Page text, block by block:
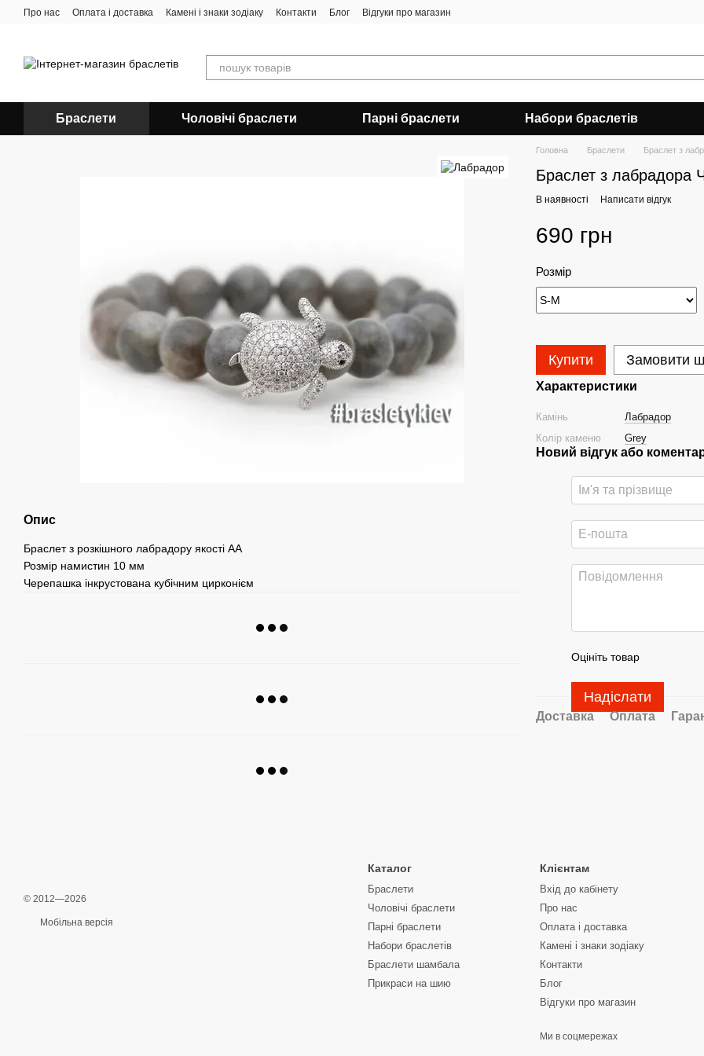
Перейти до основного контенту
Про нас Оплата і доставка Камені і знаки зодіаку Контакти Блог Відгуки про магазин
Браслети Чоловічі браслети Парні браслети Набори браслетів
Опис
Браслет з розкішного лабрадору якості АА
Розмір намистин 10 мм
Черепашка інкрустована кубічним цирконієм
Головна Браслети Браслет з
Браслет з лабрадора
В наявності Написати відгук
690 грн
Розмір
Купити Замовити
Характеристики
Камінь
Лабрадор
Колір каменю
Grey
Новий відгук або
Оцініть товар
Надіслати
Доставка Оплата
© 2012—2026
Мобільна версія
Каталог
Браслети
Чоловічі браслети
Парні браслети
Набори браслетів
Браслети шамбала
Прикраси на шию
Клієнтам
Вхід до кабінету
Про нас
Оплата і доставка
Камені і знаки зодіаку
Контакти
Блог
Відгуки про магазин
Ми в соцмережах